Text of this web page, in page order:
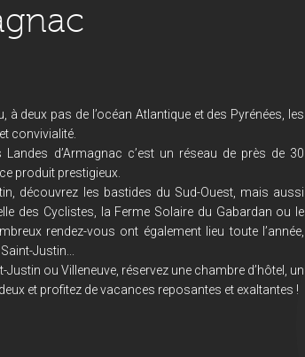
à deux pas de l’océan Atlantique et des Pyrénées, les
convivialité.
d’Armagnac c’est un réseau de près de 30
produit prestigieux.
découvrez les bastides du Sud-Ouest, mais aussi
des Cyclistes, la Ferme Solaire du Gabardan ou le
rendez-vous ont également lieu toute l’année,
Justin...
ou Villeneuve, réservez une chambre d’hôtel, un
et profitez de vacances reposantes et exaltantes !